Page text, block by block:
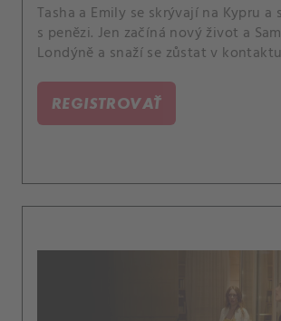
Tasha a Emily se skrývají na Kypru a
s penězi. Jen začíná nový život a
Londýně a snaží se zůstat v
REGISTROVAŤ